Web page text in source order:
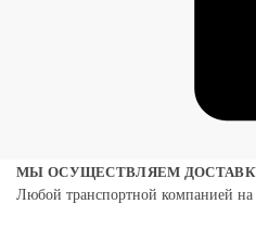
МЫ ОСУЩЕСТВЛЯЕМ
Любой транспортной компанией